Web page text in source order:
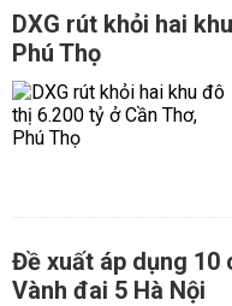
DXG rút khỏi hai
Phú Thọ
Đề xuất áp dụng
Vành đai 5 Hà Nội